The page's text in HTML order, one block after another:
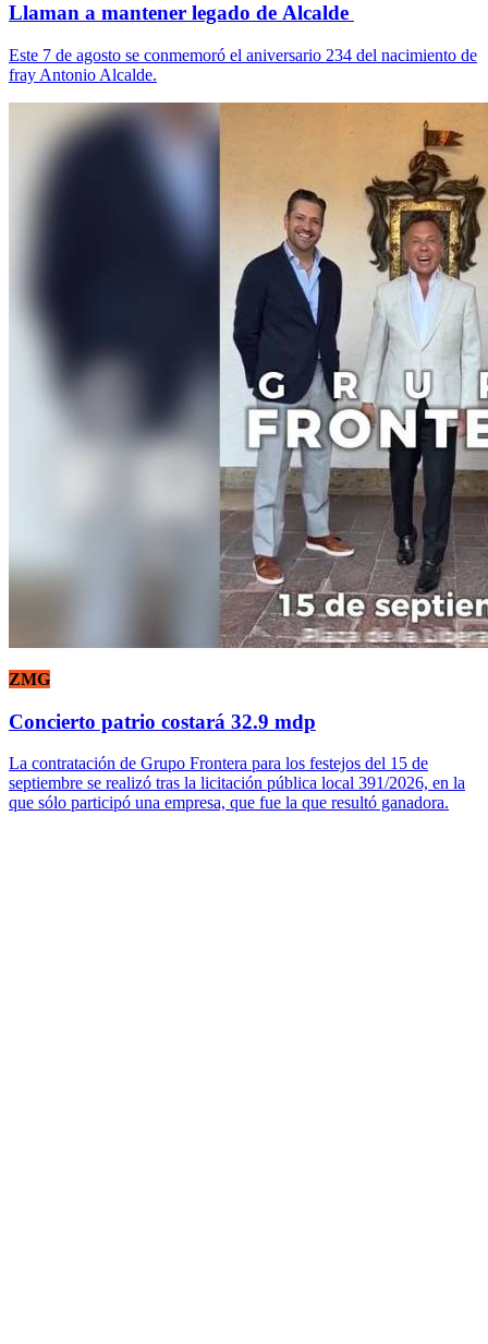
Llaman a mantener legado de Alcalde
Este 7 de agosto se conmemoró el aniversario 234 del nacimiento de
fray Antonio Alcalde.
ZMG
Concierto patrio costará 32.9 mdp
La contratación de Grupo Frontera para los festejos del 15 de
septiembre se realizó tras la licitación pública local 391/2026, en la
que sólo participó una empresa, que fue la que resultó ganadora.